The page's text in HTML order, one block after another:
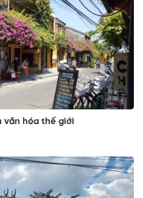
văn hóa thế giới